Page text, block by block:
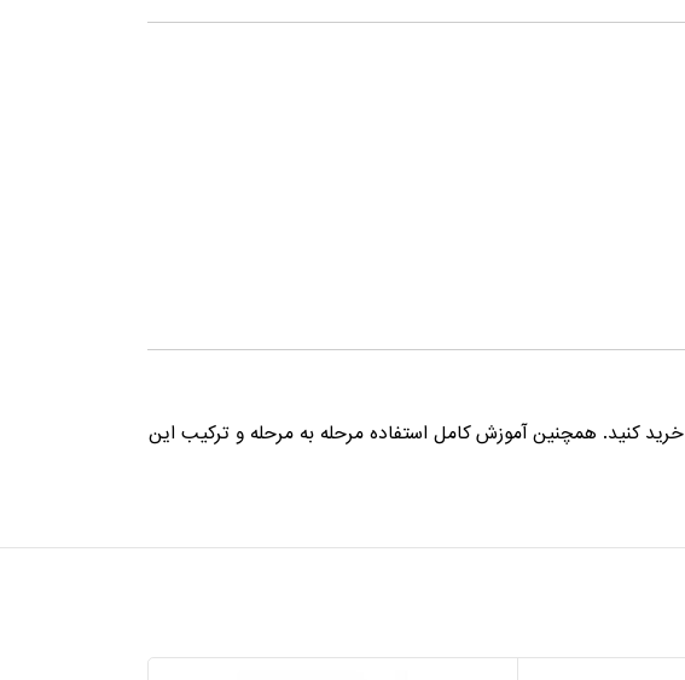
خرید کنید. همچنین آموزش کامل استفاده مرحله به مرحله و ترکیب این